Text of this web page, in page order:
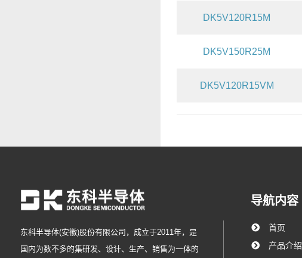
DK5V120R15M
DK5V150R25M
DK5V120R15VM
东科半导体(安徽)股份有限公司，成立于2011年，是
国内为数不多的集研发、设计、生产、销售为一体的
导航内容
首页
产品介绍